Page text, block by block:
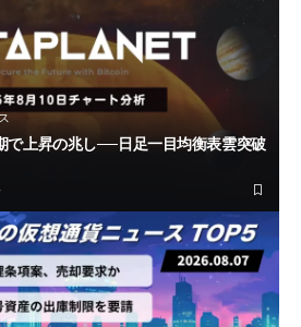
で上昇の兆し──日足一目均衡表雲突破